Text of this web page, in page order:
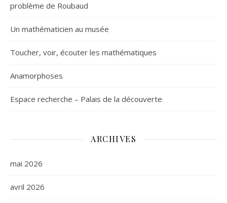
problème de Roubaud
Un mathématicien au musée
Toucher, voir, écouter les mathématiques
Anamorphoses
Espace recherche – Palais de la découverte
ARCHIVES
mai 2026
avril 2026